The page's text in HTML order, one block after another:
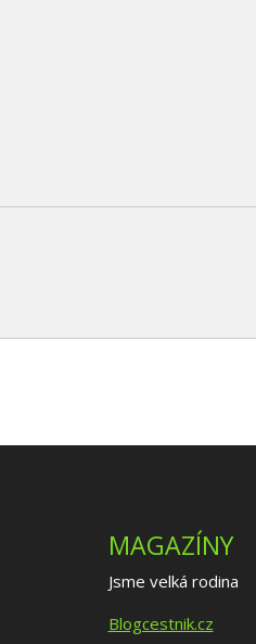
MAGAZÍNY
Jsme velká rodina
Blogcestnik.cz